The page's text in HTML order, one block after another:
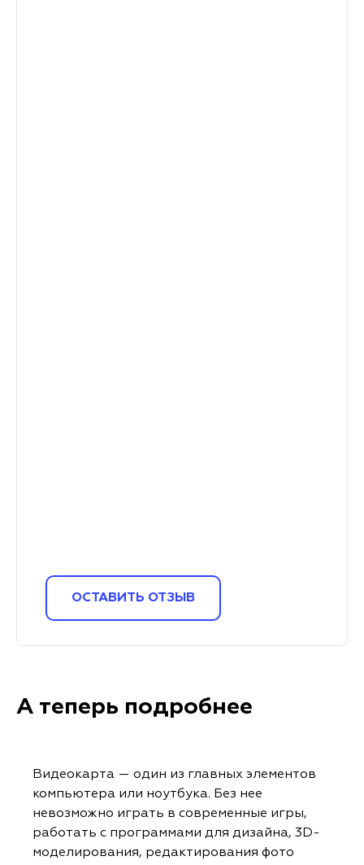
ОСТАВИТЬ ОТЗЫВ
А теперь подробнее
Видеокарта — один из главных элементов
компьютера или ноутбука. Без нее
невозможно играть в современные игры,
работать с программами для дизайна, 3D-
моделирования, редактирования фото